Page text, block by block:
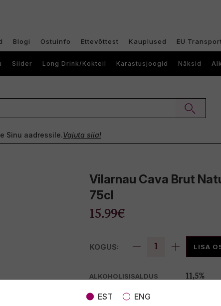
EST ENG
Blogi Ostuinfo Ettevõttest Kauplused EU
Siider Long Drink/Kokteil Karastusjoogid Näksid
Sinu aadressile.Vajuta siia!
Vilarnau Cava Brut
75cl
15.99€
KOGUS: LISA
ALKOHOLISISALDUS
11,5%
PÄRITOLURIIK